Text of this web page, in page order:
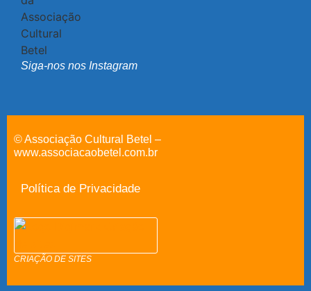
Siga-nos nos Instagram
© Associação Cultural Betel –
www.associacaobetel.com.br
Política de Privacidade
CRIAÇÃO DE SITES